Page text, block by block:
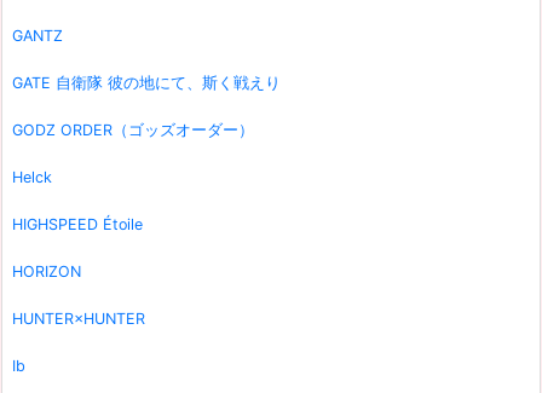
GANTZ
GATE 自衛隊 彼の地にて、斯く戦えり
GODZ ORDER（ゴッズオーダー）
Helck
HIGHSPEED Étoile
HORIZON
HUNTER×HUNTER
Ib